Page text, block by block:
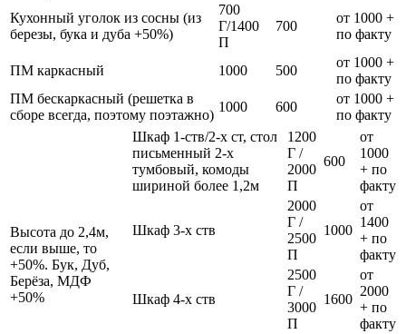
Кухонный уголок из сосны (из
березы, бука и дуба +50%)
700
Г/1400
П
700
от 1000 +
по факту
ПМ каркасный 1000 500
от 1000 +
по факту
ПМ бескаркасный (решетка в
сборе всегда, поэтому поэтажно)
1000 600
от 1000 +
по факту
Высота до 2,4м,
если выше, то
+50%. Бук, Дуб,
Берёза, МДФ
+50%
Шкаф 1-ств/2-х ст, стол
письменный 2-х
тумбовый, комоды
шириной более 1,2м
1200
Г /
2000
П
600
от
1000
+ по
факту
Шкаф 3-х ств
2000
Г /
2500
П
1000
от
1400
+ по
факту
Шкаф 4-х ств
2500
Г /
3000
П
1600
от
2000
+ по
факту